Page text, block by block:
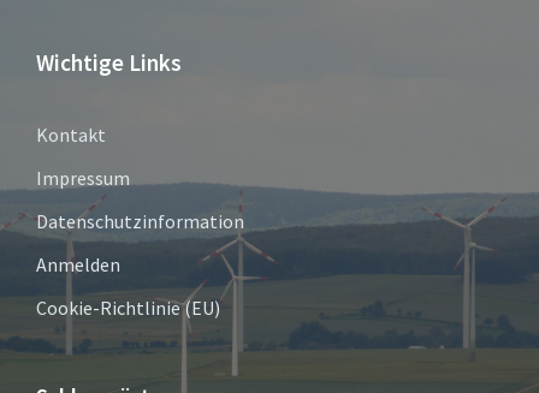
Wichtige Links
Kontakt
Impressum
Datenschutzinformation
Anmelden
Cookie-Richtlinie (EU)